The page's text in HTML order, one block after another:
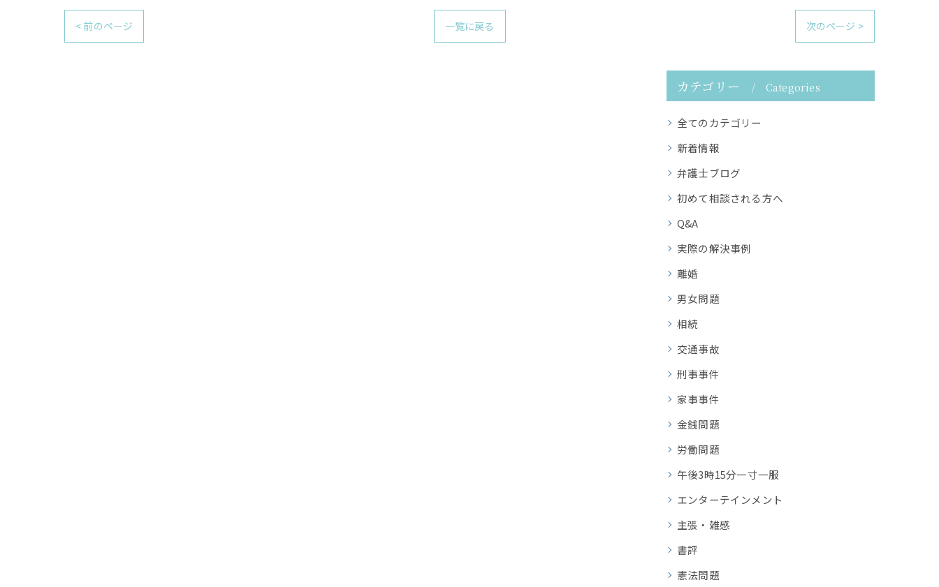
< 前のページ 一覧に戻る 次のページ >
カテゴリー Categories
全てのカテゴリー
新着情報
弁護士ブログ
初めて相談される方へ
Q&A
実際の解決事例
離婚
男女問題
相続
交通事故
刑事事件
家事事件
金銭問題
労働問題
午後3時15分一寸一服
エンターテインメント
主張・雑感
書評
憲法問題